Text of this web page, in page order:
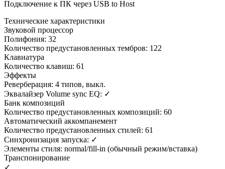
Подключение к ПК через USB to Host
Технические характеристики
Звуковой процессор
Полифония: 32
Количество предустановленных тембров: 122
Клавиатура
Количество клавиш: 61
Эффекты
Реверберация: 4 типов, выкл.
Эквалайзер Volume sync EQ: ✓
Банк композиций
Количество предустановленных композиций: 60
Автоматический аккомпанемент
Количество предустановленных стилей: 61
Синхронизация запуска: ✓
Элементы стиля: normal/fill-in (обычный режим/вставка)
Транспонирование
✓